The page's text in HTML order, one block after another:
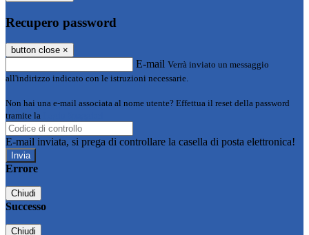
Recupero password
button close ×
E-mail Verrà inviato un messaggio
all'indirizzo indicato con le istruzioni necessarie.
Non hai una e-mail associata al nome utente? Effettua il reset della password
tramite la
E-mail inviata, si prega di controllare la casella di posta elettronica!
Errore
Chiudi
Successo
Chiudi